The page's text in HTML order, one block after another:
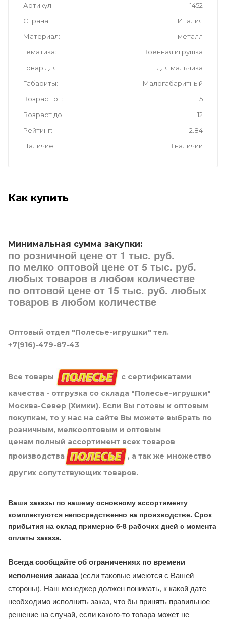
Артикул
1452
Страна
Италия
Материал
металл
Тематика
Военная игрушка
Товар для
для мальчика
Габариты
Малогабаритный
Возраст от
5
Возраст до
12
Рейтинг
2.84
Наличие
В наличии
Как купить
Минимальная сумма закупки:
по розничной цене от 1 тыс. руб.
по мелко оптовой цене от 5 тыс. руб.
любых товаров в любом количестве
по оптовой цене от 15 тыс. руб. любых
товаров в любом количестве
Оптовый отдел "Полесье-игрушки" тел.
+7(916)-479-87-43
Все товары
с сертификатами
качества - отгрузка со склада "Полесье-игрушки"
Москва-Север (Химки). Если Вы готовы к оптовым
покупкам, то у нас на сайте Вы можете выбрать по
розничным, мелкооптовым и оптовым
ценам полный ассортимент всех товаров
производства
, а так же множество
других сопутствующих товаров.
Ваши заказы по нашему основному ассортименту
комплектуются непосредственно на производстве. Срок
прибытия на склад примерно 6-8 рабочих дней с момента
оплаты заказа.
Всегда сообщайте об ограничениях по времени
исполнения заказа(если таковые имеются с Вашей
стороны). Наш менеджер должен понимать, к какой дате
необходимо исполнить заказ, что бы принять правильное
решение на случай, если какого-то товара может не